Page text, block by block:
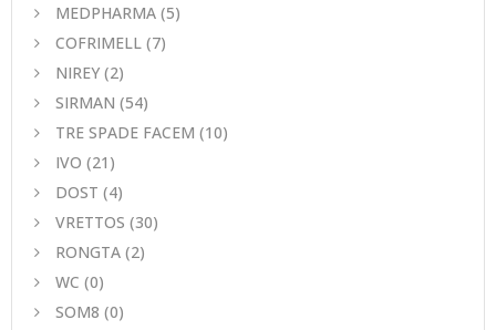
MEDPHARMA (5)
COFRIMELL (7)
NIREY (2)
SIRMAN (54)
TRE SPADE FACEM (10)
IVO (21)
DOST (4)
VRETTOS (30)
RONGTA (2)
WC (0)
SOM8 (0)